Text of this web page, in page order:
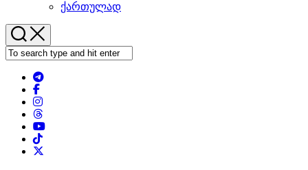
ქართულად